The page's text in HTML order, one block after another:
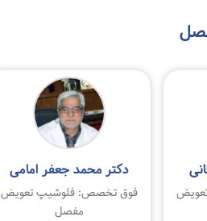
دکتر محمد جعفر امامی
فوق تخصص: فلوشیپ تعویض
مفصل